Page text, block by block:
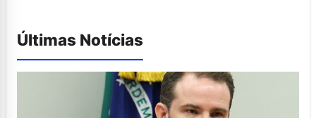
Últimas Notícias